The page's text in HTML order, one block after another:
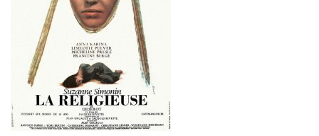
Romantische komedie
Thriller